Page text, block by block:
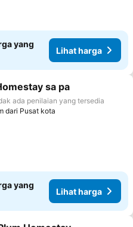
yang
Lihat harga
ke favorit
sa pa
ada penilaian yang tersedia
dari Pusat kota
yang
Lihat harga